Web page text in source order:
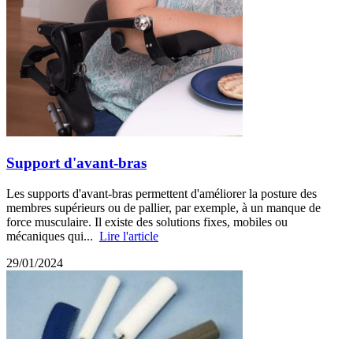
Support d'avant-bras
Les supports d'avant-bras permettent d'améliorer la posture des
membres supérieurs ou de pallier, par exemple, à un manque de
force musculaire. Il existe des solutions fixes, mobiles ou
mécaniques qui... Lire l'article
29/01/2024